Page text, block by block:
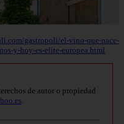
gastropoli/el-vino-que-nace-
y-hoy-es-elite-europea.html
de autor o propiedad
.